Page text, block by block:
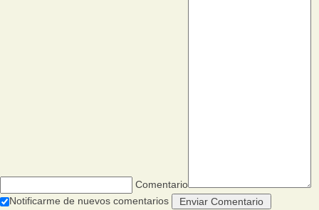
Comentario
Notificarme de nuevos comentarios